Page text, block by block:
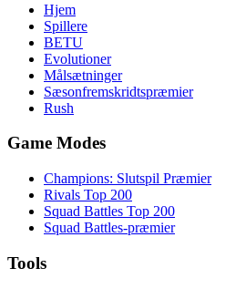
Hjem
Spillere
BETU
Evolutioner
Målsætninger
Sæsonfremskridtspræmier
Rush
Game Modes
Champions: Slutspil Præmier
Rivals Top 200
Squad Battles Top 200
Squad Battles-præmier
Tools